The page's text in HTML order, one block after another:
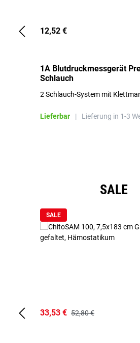
12,52 €
1A Blutdruckmessgerät
Schlauch
2 Schlauch-System mit
Lieferbar | Lieferung in 1-3
SALE
SALE
33,53 € 52,80 €